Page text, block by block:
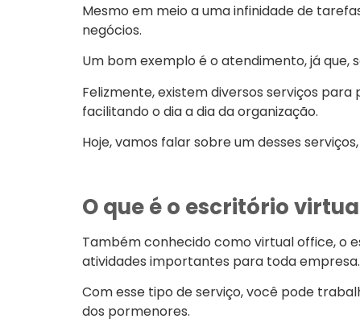
Mesmo em meio a uma infinidade de
negócios.
Um bom exemplo é o atendimento, já
Felizmente, existem diversos serviços
facilitando o dia a dia da organização.
Hoje, vamos falar sobre um desses
O que é o escritório
Também conhecido como virtual office, o
atividades importantes para toda empresa.
Com esse tipo de serviço, você pode
dos pormenores.